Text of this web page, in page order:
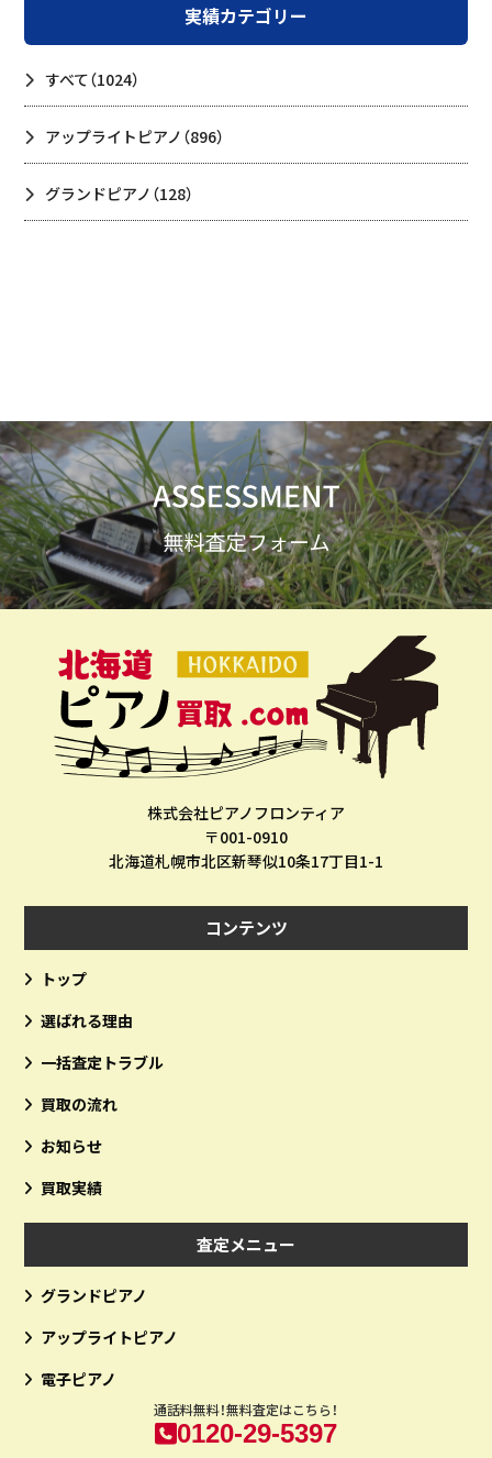
実績カテゴリー
すべて（1024）
アップライトピアノ （896）
グランドピアノ （128）
株式会社ピアノフロンティア
〒001-0910
北海道札幌市北区新琴似10条17丁目1-1
コンテンツ
トップ
選ばれる理由
一括査定トラブル
買取の流れ
お知らせ
買取実績
査定メニュー
グランドピアノ
アップライトピアノ
電子ピアノ
通話料無料！無料査定はこちら！
0120-29-5397